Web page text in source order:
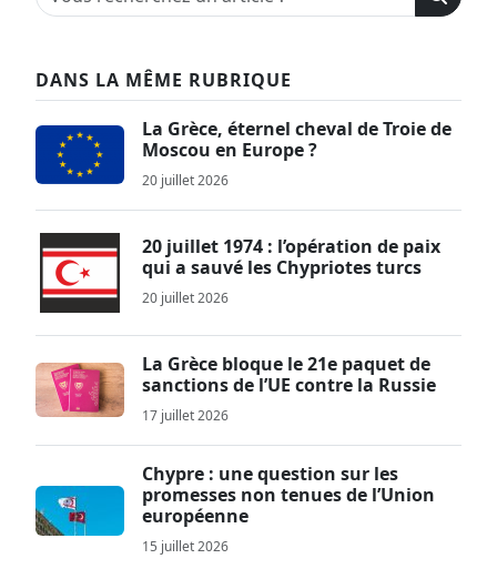
DANS LA MÊME RUBRIQUE
La Grèce, éternel cheval de Troie de
Moscou en Europe ?
20 juillet 2026
20 juillet 1974 : l’opération de paix
qui a sauvé les Chypriotes turcs
20 juillet 2026
La Grèce bloque le 21e paquet de
sanctions de l’UE contre la Russie
17 juillet 2026
Chypre : une question sur les
promesses non tenues de l’Union
européenne
15 juillet 2026